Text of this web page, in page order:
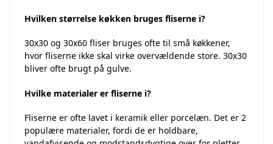
Hvilken størrelse køkken bruges fliserne i?
30x30 og 30x60 fliser bruges ofte til små køkkener,
hvor fliserne ikke skal virke overvældende store. 30x30
bliver ofte brugt på gulve.
Hvilke materialer er fliserne i?
Fliserne er ofte lavet i keramik eller porcelæn. Det er 2
populære materialer, fordi de er holdbare,